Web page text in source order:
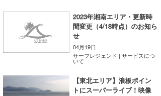
2023年湘南エリア・更新時
間変更（4/18時点）のお知ら
せ
04月19日
サーフレジェンド | サービスにつ
いて
【東北エリア】浪板ポイン
トにスーパーライブ！映像
Soulman
VAGY
waka☆=
たっちー